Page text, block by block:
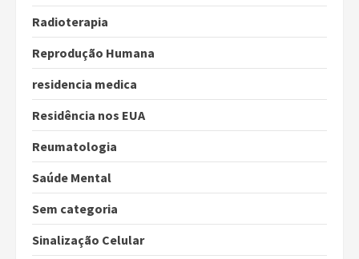
Radioterapia
Reprodução Humana
residencia medica
Residência nos EUA
Reumatologia
Saúde Mental
Sem categoria
Sinalização Celular